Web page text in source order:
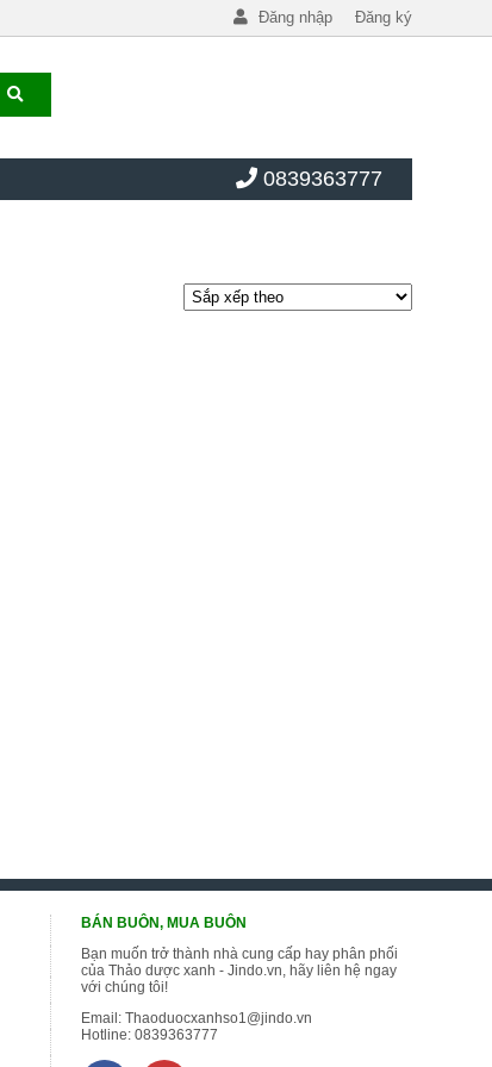
Đăng nhập Đăng ký
0839363777
BÁN BUÔN, MUA BUÔN
Bạn muốn trở thành nhà cung cấp hay phân phối
của Thảo dược xanh - Jindo.vn, hãy liên hệ ngay
với chúng tôi!
Email:Thaoduocxanhso1@jindo.vn
Hotline:0839363777